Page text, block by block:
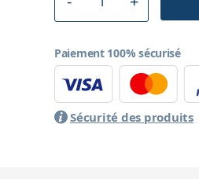
Paiement 100% sécurisé
Sécurité des produits